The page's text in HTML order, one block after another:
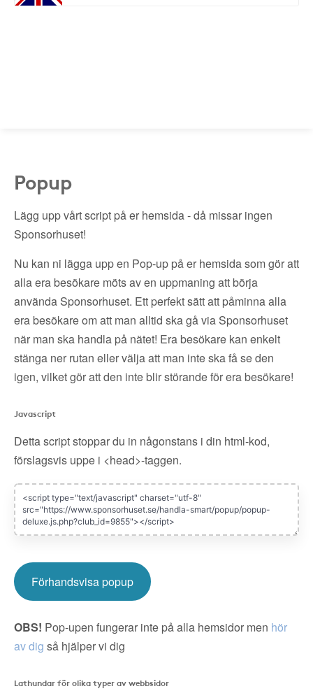
Popup
Lägg upp vårt script på er hemsida - då missar ingen
Sponsorhuset!
Nu kan ni lägga upp en Pop-up på er hemsida som gör att
alla era besökare möts av en uppmaning att börja
använda Sponsorhuset. Ett perfekt sätt att påminna alla
era besökare om att man alltid ska gå via Sponsorhuset
när man ska handla på nätet! Era besökare kan enkelt
stänga ner rutan eller välja att man inte ska få se den
igen, vilket gör att den inte blir störande för era besökare!
Javascript
Detta script stoppar du in någonstans i din html-kod,
förslagsvis uppe i <head>-taggen.
Förhandsvisa popup
OBS! Pop-upen fungerar inte på alla hemsidor men hör
av dig så hjälper vi dig
Lathundar för olika typer av webbsidor